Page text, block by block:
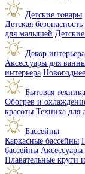
Детские товары
Детская безопасность
для малышей
Декор интерьера
Аксессуары для
интерьера
Бытовая техника
Обогрев и
красоты Техника для
Бассейны
Каркасные бассейны
бассейны Аксессуары
Плавательные круги